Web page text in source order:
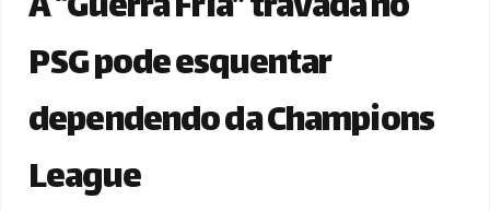
PSG pode esquentar
dependendo da Champions
League